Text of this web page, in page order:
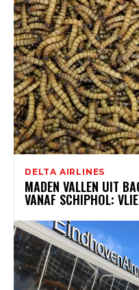
DELTA AIRLINES
MADEN VALLEN UIT
VANAF SCHIPHOL: